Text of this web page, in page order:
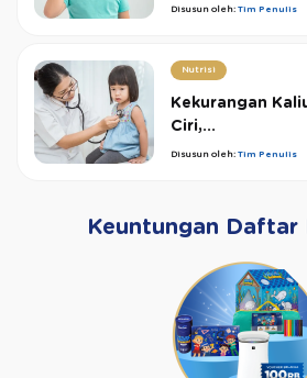
Disusun oleh: Tim Penulis
Nutrisi
Kekurangan
Ciri,...
Disusun oleh: Tim Penulis
Keuntungan Daftar